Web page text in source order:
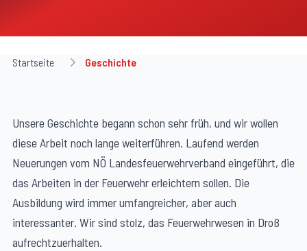
Startseite Geschichte
Unsere Geschichte begann schon sehr früh, und wir wollen
diese Arbeit noch lange weiterführen. Laufend werden
Neuerungen vom NÖ Landesfeuerwehrverband eingeführt, die
das Arbeiten in der Feuerwehr erleichtern sollen. Die
Ausbildung wird immer umfangreicher, aber auch
interessanter. Wir sind stolz, das Feuerwehrwesen in Droß
aufrechtzuerhalten.